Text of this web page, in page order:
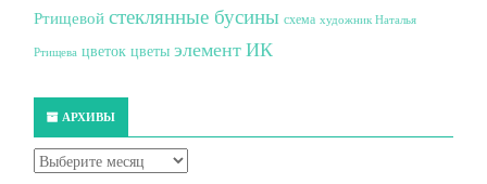
Ртищевой стеклянные бусины схема художник Наталья
Ртищева цветок цветы элемент ИК
АРХИВЫ